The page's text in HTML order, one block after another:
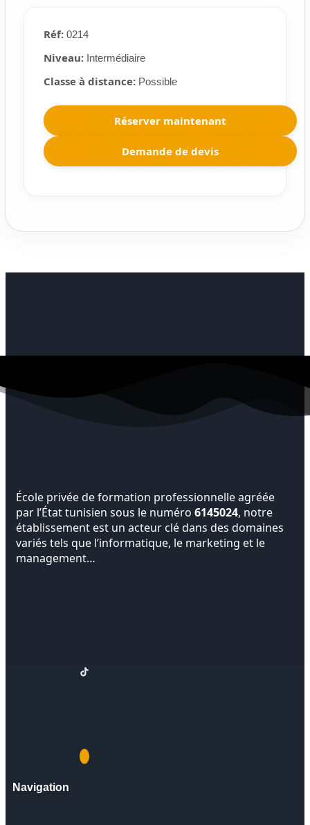
Réf:0214
Niveau:Intermédiaire
Classe à distance:Possible
Réserver maintenant
Demande de devis
École privée de formation professionnelle agréée
par l’État tunisien sous le numéro 6145024, notre
établissement est un acteur clé dans des domaines
variés tels que l’informatique, le marketing et le
management…
Navigation